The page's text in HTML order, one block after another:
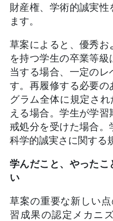
財産権、学術的誠実性
ます。
草案によると、優秀お
を持つ学生の卒業等
当する場合、一定のレ
す。再履修する必要の
グラム全体に規定さ
える場合。学生が学
戒処分を受けた場合。
科学的誠実さに関する
学んだこと、やった
い
草案の重要な新しい
習成果の認定メカニ